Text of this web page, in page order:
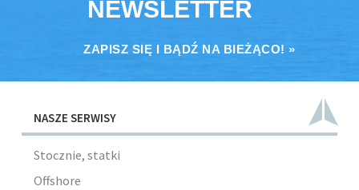
NEWSLETTER
ZAPISZ SIĘ I BĄDŹ NA BIEŻĄCO! »
NASZE SERWISY
Stocznie, statki
Offshore